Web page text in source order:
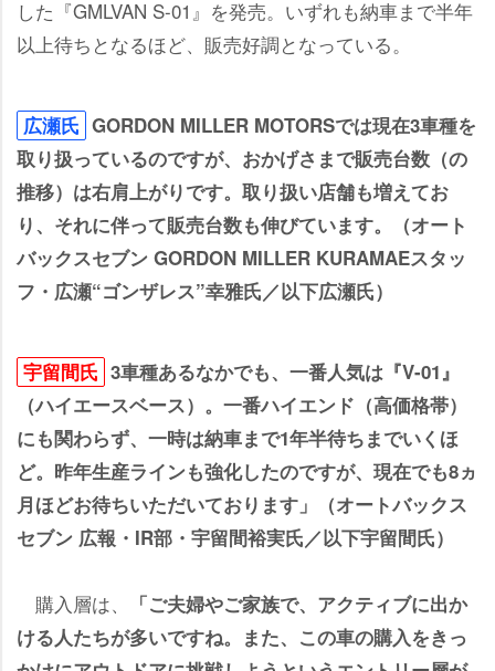
した『GMLVAN S-01』を発売。いずれも納車まで半年
以上待ちとなるほど、販売好調となっている。
広瀬氏 GORDON MILLER MOTORSでは現在3車種を
取り扱っているのですが、おかげさまで販売台数（の
推移）は右肩上がりです。取り扱い店舗も増えてお
り、それに伴って販売台数も伸びています。（オート
バックスセブン GORDON MILLER KURAMAEスタッ
フ・広瀬“ゴンザレス”幸雅氏／以下広瀬氏）
宇留間氏 3車種あるなかでも、一番人気は『V-01』
（ハイエースベース）。一番ハイエンド（高価格帯）
にも関わらず、一時は納車まで1年半待ちまでいくほ
ど。昨年生産ラインも強化したのですが、現在でも8ヵ
月ほどお待ちいただいております」（オートバックス
セブン 広報・IR部・宇留間裕実氏／以下宇留間氏）
購入層は、
「ご夫婦やご家族で、アクティブに出か
ける人たちが多いですね。また、この車の購入をきっ